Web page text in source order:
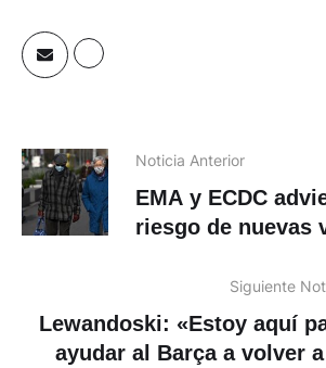
Noticia Anterior
EMA y ECDC
riesgo de nuevas
Siguiente
Lewandoski: «Estoy aquí
ayudar al Barça a volver a